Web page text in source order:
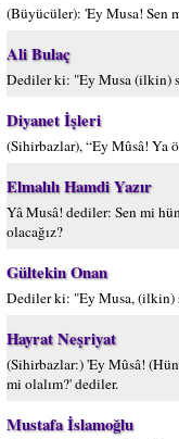
(Büyücüler): 'Ey Musa! Sen
Ali Bulaç
Dediler ki: "Ey Musa (ilkin)
Diyanet İşleri
(Sihirbazlar), “Ey Mûsâ! Ya
Elmalılı Hamdi Yazır
Yâ Musâ! dediler: Sen mi
olacağız?
Gültekin Onan
Dediler ki: "Ey Musa, (ilkin)
Hayrat Neşriyat
(Sihirbazlar:) 'Ey Mûsâ!
mi olalım?' dediler.
Mustafa İslamoğlu